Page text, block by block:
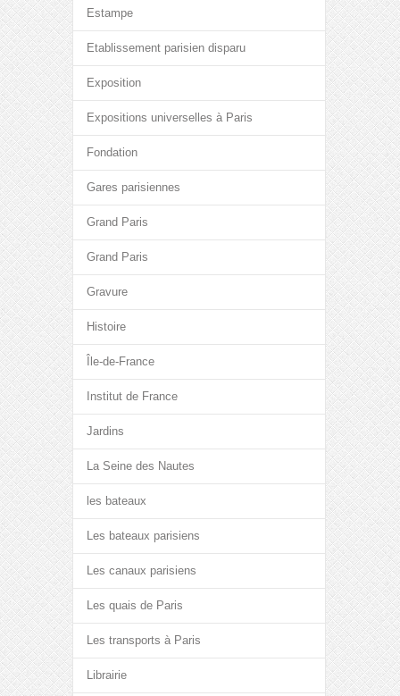
Estampe
Etablissement parisien disparu
Exposition
Expositions universelles à Paris
Fondation
Gares parisiennes
Grand Paris
Grand Paris
Gravure
Histoire
Île-de-France
Institut de France
Jardins
La Seine des Nautes
les bateaux
Les bateaux parisiens
Les canaux parisiens
Les quais de Paris
Les transports à Paris
Librairie